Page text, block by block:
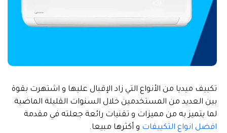
تكييف ميديا من الأنواع التي زاد الإقبال عليها و اشتهرت بقوة
بين العديد من المستخدمين خلال السنوات القليلة الماضية
لما يتميز به من مميزات و تقنيات رائعة جعلته في مقدمة
افضل انواع التكييفات و أكثرها مبيعا.